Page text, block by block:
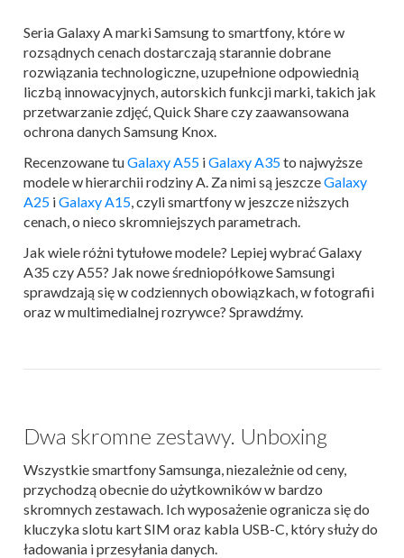
Seria Galaxy A marki Samsung to smartfony, które w
rozsądnych cenach dostarczają starannie dobrane
rozwiązania technologiczne, uzupełnione odpowiednią
liczbą innowacyjnych, autorskich funkcji marki, takich jak
przetwarzanie zdjęć, Quick Share czy zaawansowana
ochrona danych Samsung Knox.
Recenzowane tuGalaxy A55 iGalaxy A35to najwyższe
modele w hierarchii rodziny A. Za nimi są jeszczeGalaxy
A25 iGalaxy A15, czyli smartfony w jeszcze niższych
cenach, o nieco skromniejszych parametrach.
Jak wiele różni tytułowe modele? Lepiej wybrać Galaxy
A35 czy A55? Jak nowe średniopółkowe Samsungi
sprawdzają się w codziennych obowiązkach, w fotografii
oraz w multimedialnej rozrywce? Sprawdźmy.
Dwa skromne zestawy. Unboxing
Wszystkie smartfony Samsunga, niezależnie od ceny,
przychodzą obecnie do użytkowników w bardzo
skromnych zestawach. Ich wyposażenie ogranicza się do
kluczyka slotu kart SIM oraz kabla USB-C, który służy do
ładowania i przesyłania danych.